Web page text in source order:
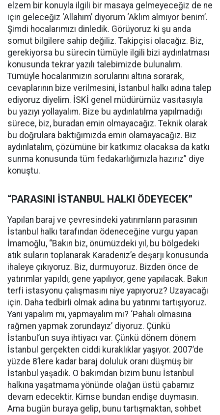
elzem bir konuyla ilgili bir masaya gelmeyeceğiz de ne
için geleceğiz ‘Allahım’ diyorum ‘Aklım almıyor benim’.
Şimdi hocalarımızı dinledik. Görüyoruz ki şu anda
somut bilgilere sahip değiliz. Takipçisi olacağız. Biz,
gerekiyorsa bu sürecin tümüyle ilgili bizi aydınlatması
konusunda tekrar yazılı talebimizde bulunalım.
Tümüyle hocalarımızın sorularını altına sorarak,
cevaplarının bize verilmesini, İstanbul halkı adına talep
ediyoruz diyelim. İSKİ genel müdürümüz vasıtasıyla
bu yazıyı yollayalım. Bize bu aydınlatılma yapılmadığı
sürece, biz, buradan emin olmayacağız. Teknik olarak
bu doğrulara baktığımızda emin olamayacağız. Biz
aydınlatalım, çözümüne bir katkımız olacaksa da katkı
sunma konusunda tüm fedakarlığımızla hazırız” diye
konuştu.
“PARASINI İSTANBUL HALKI ÖDEYECEK”
Yapılan baraj ve çevresindeki yatırımların parasının
İstanbul halkı tarafından ödeneceğine vurgu yapan
İmamoğlu, “Bakın biz, önümüzdeki yıl, bu bölgedeki
atık suların toplanarak Karadeniz’e deşarjı konusunda
ihaleye çıkıyoruz. Biz, durmuyoruz. Bizden önce de
yatırımlar yapıldı, gene yapılıyor, gene yapılacak. Bakın
terfi istasyonu çalışmasını niye yapıyoruz? Uzayacağı
için. Daha tedbirli olmak adına bu yatırımı tartışıyoruz.
Yani yapalım mı, yapmayalım mı? ‘Pahalı olmasına
rağmen yapmak zorundayız’ diyoruz. Çünkü
İstanbul’un suya ihtiyacı var. Çünkü dönem dönem
İstanbul gerçekten ciddi kuraklıklar yaşıyor. 2007’de
yüzde 8’lere kadar baraj doluluk oranı düşmüş bir
İstanbul yaşadık. O bakımdan bizim bunu İstanbul
halkına yaşatmama yönünde olağan üstü çabamız
devam edecektir. Kimse bundan endişe duymasın.
Ama bugün buraya gelip, bunu tartışmaktan, sohbet